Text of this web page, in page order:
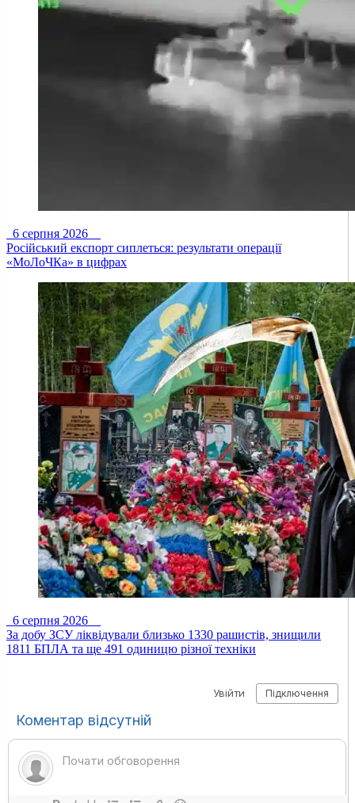
6 серпня 2026
Російський експорт сиплеться: результати операції
«МоЛоЧКа» в цифрах
6 серпня 2026
За добу ЗСУ ліквідували близько 1330 рашистів, знищили
1811 БПЛА та ще 491 одиницю різної техніки